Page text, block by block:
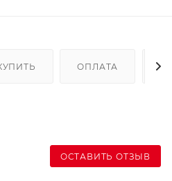
ОПЛАТА
ОСТАВИТЬ ОТЗЫВ